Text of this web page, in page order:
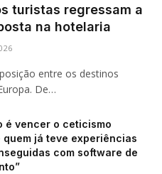
turistas regressam a
na hotelaria
entre os destinos
De…
é vencer o ceticismo
quem já teve experiências
com software de